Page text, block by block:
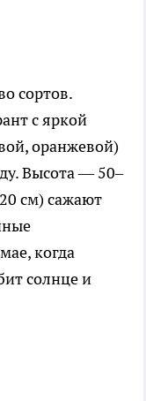
сортов.
с яркой
оранжевой)
Высота — 50–
см) сажают
когда
солнце и